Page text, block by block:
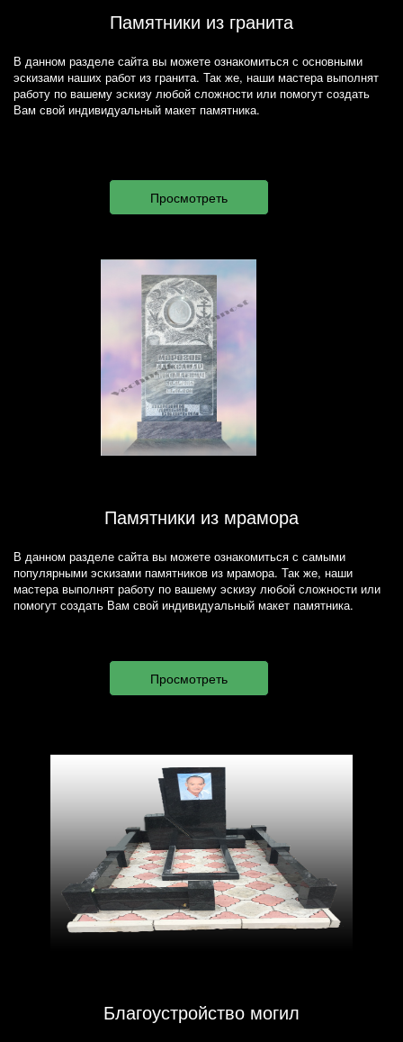
Памятники из гранита
В данном разделе сайта вы можете ознакомиться с основными
эскизами наших работ из гранита. Так же, наши мастера выполнят
работу по вашему эскизу любой сложности или помогут создать
Вам свой индивидуальный макет памятника.
Памятники из мрамора
В данном разделе сайта вы можете ознакомиться с самыми
популярными эскизами памятников из мрамора. Так же, наши
мастера выполнят работу по вашему эскизу любой сложности или
помогут создать Вам свой индивидуальный макет памятника.
Благоустройство могил